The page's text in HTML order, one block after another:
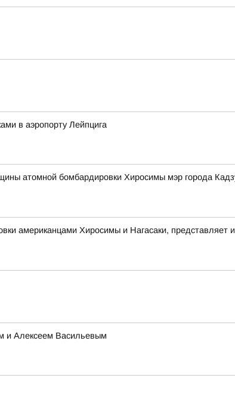
в аэропорту Лейпцига
атомной бомбардировки Хиросимы мэр города
американцами Хиросимы и Нагасаки, представляет
Алексеем Васильевым